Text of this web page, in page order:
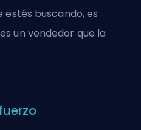
estés buscando, es
un vendedor que la